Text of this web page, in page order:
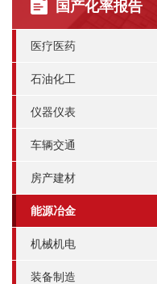
国产化率报告
医疗医药
石油化工
仪器仪表
车辆交通
房产建材
能源冶金
机械机电
装备制造